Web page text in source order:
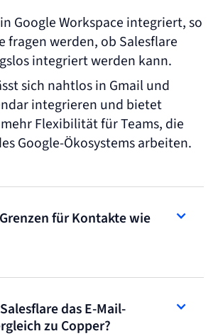
Google Workspace integriert, so
fragen werden, ob Salesflare
integriert werden kann.
sich nahtlos in Gmail und
integrieren und bietet
Flexibilität für Teams, die
Google-Ökosystems arbeiten.
für Kontakte wie
das E-Mail-
zu Copper?